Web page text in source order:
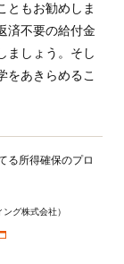
ともお勧めしま
済不要の給付金
ましょう。そし
をあきらめるこ
る所得確保のプロ
グ株式会社）